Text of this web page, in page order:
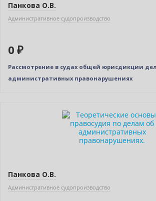
Панкова О.В.
Административное судопроизводство
0 ₽
Рассмотрение в судах общей юрисдикции
административных правонарушениях
Панкова О.В.
Административное судопроизводство